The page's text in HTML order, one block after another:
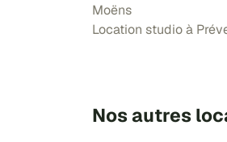
Moëns
Location studio à
Nos autres